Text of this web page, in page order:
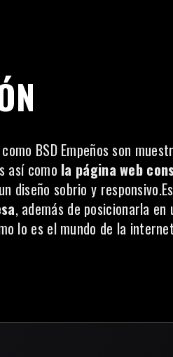
BSD Empeños son
así como la página web
diseño sobrio y
, además de posicionarla
lo es el mundo de la